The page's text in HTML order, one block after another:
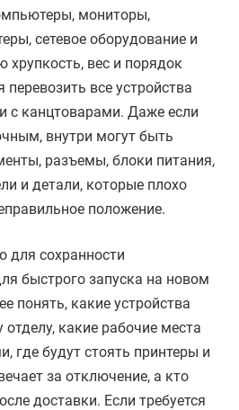
мониторы,
сетевое оборудование и
хрупкость, вес и порядок
все устройства
с канцтоварами. Даже если
внутри могут быть
разъемы, блоки питания,
и детали, которые плохо
положение.
для сохранности
быстрого запуска на новом
понять, какие устройства
какие рабочие места
где будут стоять принтеры и
за отключение, а кто
доставки. Если требуется